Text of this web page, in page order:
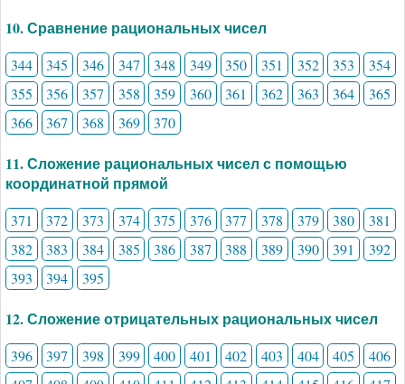
10. Сравнение рациональных чисел
344 345 346 347 348 349 350 351 352 353
354
355
356 357 358 359 360 361 362 363 364
365
366
367 368 369 370
11. Сложение рациональных чисел с помощью
координатной прямой
371 372 373 374 375 376 377 378 379 380
381
382
383 384 385 386 387 388 389 390 391
392
393
394 395
12. Сложение отрицательных рациональных чисел
396 397 398 399 400 401 402 403 404 405
406